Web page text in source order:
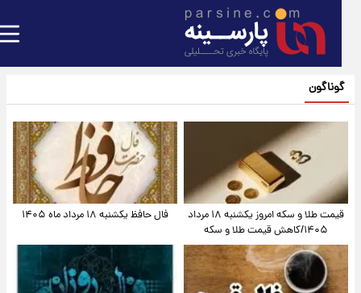
گوناگون
قیمت طلا و سکه امروز یکشنبه ۱۸ مرداد
۱۴۰۵/کاهش قیمت طلا و سکه
فال حافظ یکشنبه ۱۸ مرداد ماه ۱۴۰۵